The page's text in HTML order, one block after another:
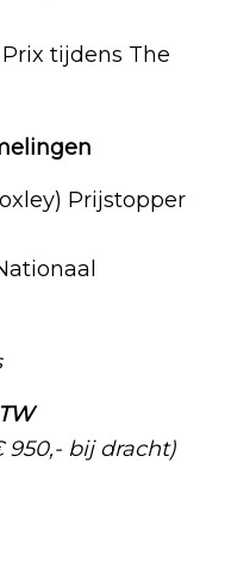
tijdens The
Prijstopper
950,- bij dracht)